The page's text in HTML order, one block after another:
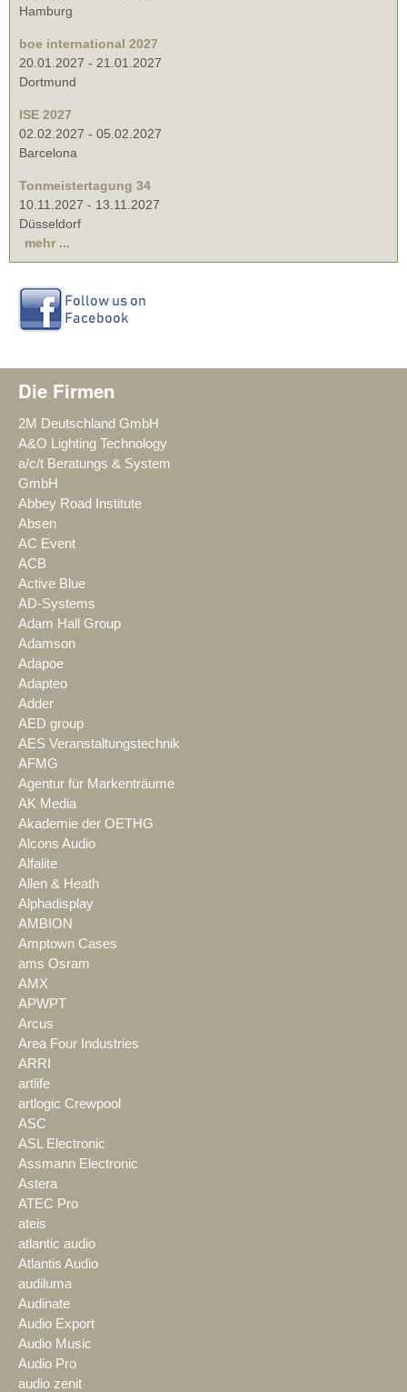
Hamburg
boe international 2027
20.01.2027 - 21.01.2027
Dortmund
ISE 2027
02.02.2027 - 05.02.2027
Barcelona
Tonmeistertagung 34
10.11.2027 - 13.11.2027
Düsseldorf
mehr ...
Die Firmen
2M Deutschland GmbH
A&O Lighting Technology
a/c/t Beratungs & System
GmbH
Abbey Road Institute
Absen
AC Event
ACB
Active Blue
AD-Systems
Adam Hall Group
Adamson
Adapoe
Adapteo
Adder
AED group
AES Veranstaltungstechnik
AFMG
Agentur für Markenträume
AK Media
Akademie der OETHG
Alcons Audio
Alfalite
Allen & Heath
Alphadisplay
AMBION
Amptown Cases
ams Osram
AMX
APWPT
Arcus
Area Four Industries
ARRI
artlife
artlogic Crewpool
ASC
ASL Electronic
Assmann Electronic
Astera
ATEC Pro
ateis
atlantic audio
Atlantis Audio
audiluma
Audinate
Audio Export
Audio Music
Audio Pro
audio zenit